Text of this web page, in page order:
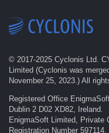
© 2017-2025 Cyclonis Ltd.
Limited (Cyclonis was
November 25, 2023.) All
Registered Office
Dublin 2 D02 XD82, Ireland.
EnigmaSoft Limited, Private
Registration Number 597114.